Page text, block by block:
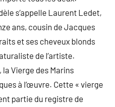
s’appelle Laurent Ledet,
ans, cousin de Jacques
et ses cheveux blonds
de l’artiste.
Vierge des Marins
à l’œuvre. Cette « vierge
partie du registre de